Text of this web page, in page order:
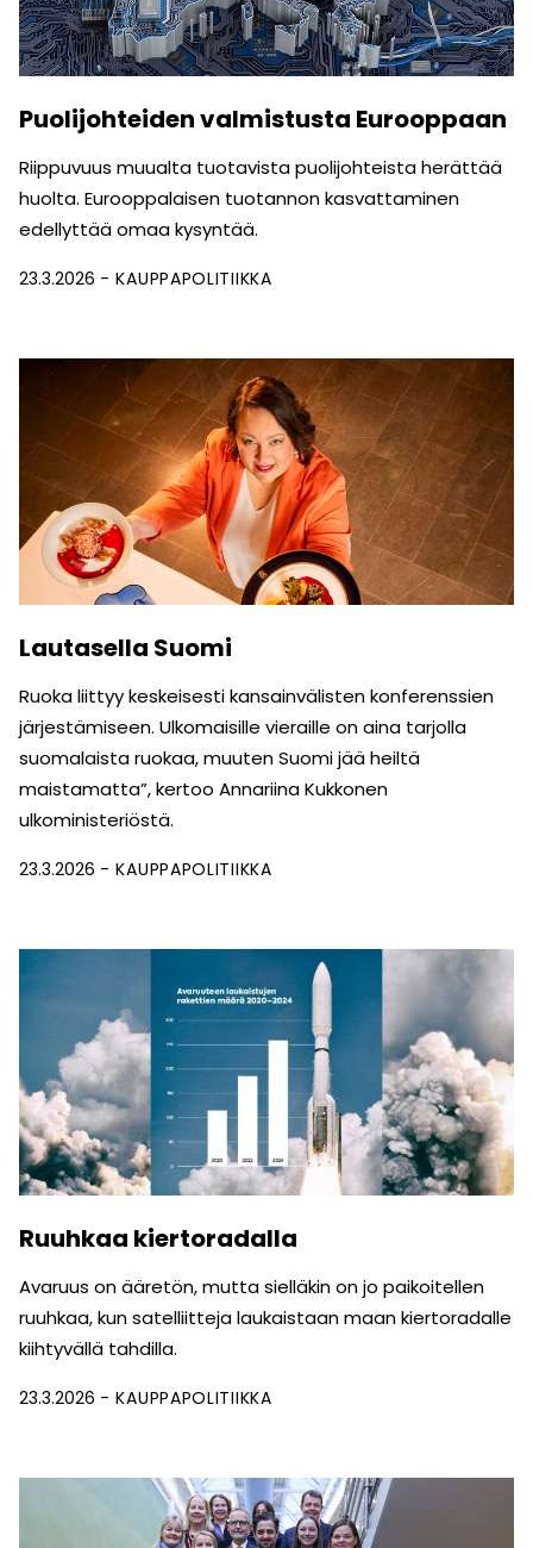
Puolijohteiden valmistusta Eurooppaan
Riippuvuus muualta tuotavista puolijohteista herättää
huolta. Eurooppalaisen tuotannon kasvattaminen
edellyttää omaa kysyntää.
23.3.2026 KAUPPAPOLITIIKKA
Lautasella Suomi
Ruoka liittyy keskeisesti kansainvälisten konferenssien
järjestämiseen. Ulkomaisille vieraille on aina tarjolla
suomalaista ruokaa, muuten Suomi jää heiltä
maistamatta”, kertoo Annariina Kukkonen
ulkoministeriöstä.
23.3.2026 KAUPPAPOLITIIKKA
Ruuhkaa kiertoradalla
Avaruus on ääretön, mutta sielläkin on jo paikoitellen
ruuhkaa, kun satelliitteja laukaistaan maan kiertoradalle
kiihtyvällä tahdilla.
23.3.2026 KAUPPAPOLITIIKKA